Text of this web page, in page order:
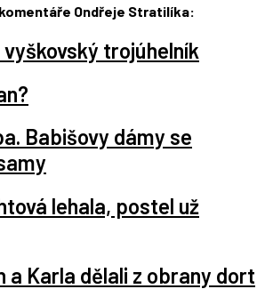
Ondřeje Stratilíka:
trojúhelník
Babišovy dámy se
lehala, postel už
a Karla dělali z obrany dort